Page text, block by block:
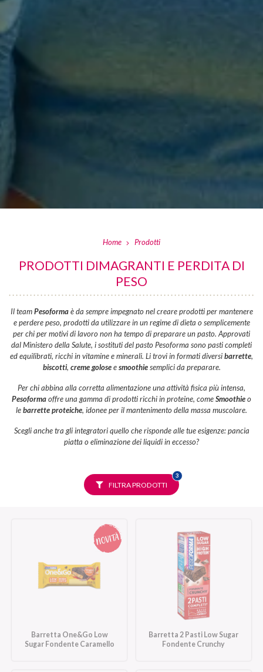
Home Prodotti
PRODOTTI DIMAGRANTI E PERDITA DI
PESO
Il teamPesoformaè da sempre impegnato nel creare prodotti per mantenere
e perdere peso, prodotti da utilizzare in un regime di dieta o semplicemente
per chi per motivi di lavoro non ha tempo di preparare un pasto. Approvati
dal Ministero della Salute, i sostituti del pasto Pesoforma sono pasti completi
ed equilibrati, ricchi in vitamine e minerali. Li trovi in formati diversibarrette,
biscotti, creme goloseesmoothiesemplici da preparare.
Per chi abbina alla corretta alimentazione una attività fisica più intensa,
Pesoformaoffre una gamma di prodotti ricchi in proteine, comeSmoothieo
lebarrette proteiche, idonee per il mantenimento della massa muscolare.
Scegli anche tra gli integratori quello che risponde alle tue esigenze: pancia
piatta o eliminazione dei liquidi in eccesso?
FILTRA PRODOTTI
3FILTRI
SELEZIONATI
Barretta One&Go Low
Sugar Fondente Caramello
Barretta 2 Pasti Low Sugar
Fondente Crunchy